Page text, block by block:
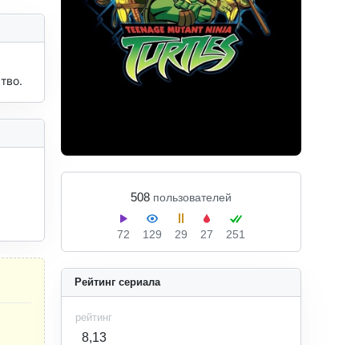
508 пользователей
72 129 29 27 251
Рейтинг сериала
рейтинг
8,13